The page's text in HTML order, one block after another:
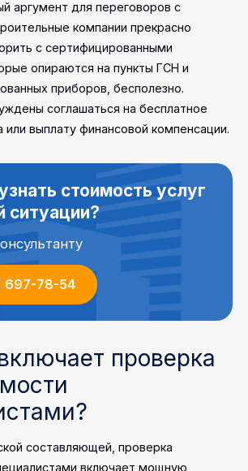
аргумент для переговоров с
компании прекрасно
с сертифицированными
опираются на пункты ГСН и
приборов, бесполезно.
соглашаться на бесплатное
или выплату финансовой компенсации.
стоимость услуг
ситуации?
697-78-54
проверка
составляющей, проверка
включает мощную